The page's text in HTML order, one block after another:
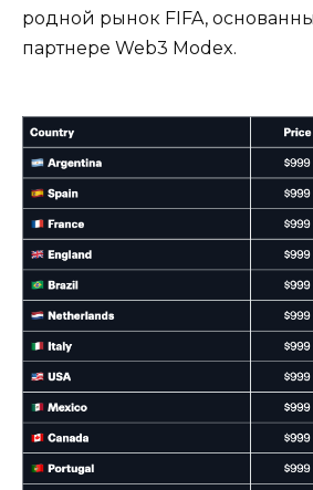
родной рынок FIFA,
партнере Web3 Modex.